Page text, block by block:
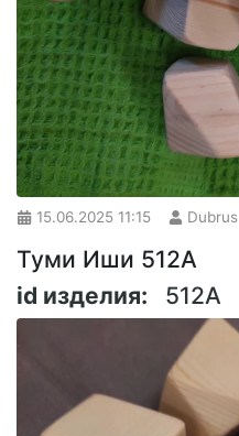
15.06.2025 11:15 Dubrus
Туми Иши 512A
id изделия:
512A